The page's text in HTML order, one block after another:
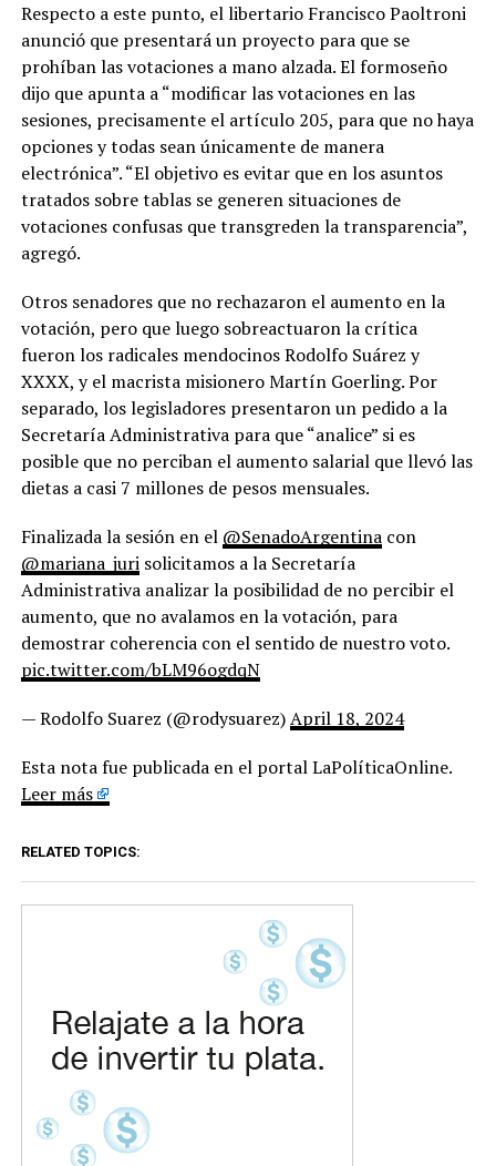
Respecto a este punto, el libertario Francisco Paoltroni
anunció que presentará un proyecto para que se
prohíban las votaciones a mano alzada. El formoseño
dijo que apunta a “modificar las votaciones en las
sesiones, precisamente el artículo 205, para que no haya
opciones y todas sean únicamente de manera
electrónica”. “El objetivo es evitar que en los asuntos
tratados sobre tablas se generen situaciones de
votaciones confusas que transgreden la transparencia”,
agregó.
Otros senadores que no rechazaron el aumento en la
votación, pero que luego sobreactuaron la crítica
fueron los radicales mendocinos Rodolfo Suárez y
XXXX, y el macrista misionero Martín Goerling. Por
separado, los legisladores presentaron un pedido a la
Secretaría Administrativa para que “analice” si es
posible que no perciban el aumento salarial que llevó las
dietas a casi 7 millones de pesos mensuales.
Finalizada la sesión en el @SenadoArgentinacon
@mariana_jurisolicitamos a la Secretaría
Administrativa analizar la posibilidad de no percibir el
aumento, que no avalamos en la votación, para
demostrar coherencia con el sentido de nuestro voto.
pic.twitter.com/bLM96ogdqN
— Rodolfo Suarez (@rodysuarez)April 18, 2024
Esta nota fue publicada en el portal LaPolíticaOnline.
Leer más
RELATED TOPICS: